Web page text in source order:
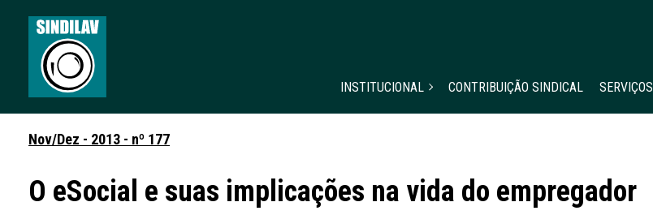
INSTITUCIONAL CONTRIBUIÇÃO SINDICAL SERVIÇOS
Nov/Dez - 2013 - nº 177
O eSocial e suas implicações na vida do empregador